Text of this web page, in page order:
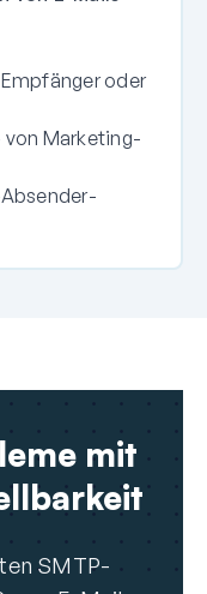
oder
von Marketing-
mit
SMTP-